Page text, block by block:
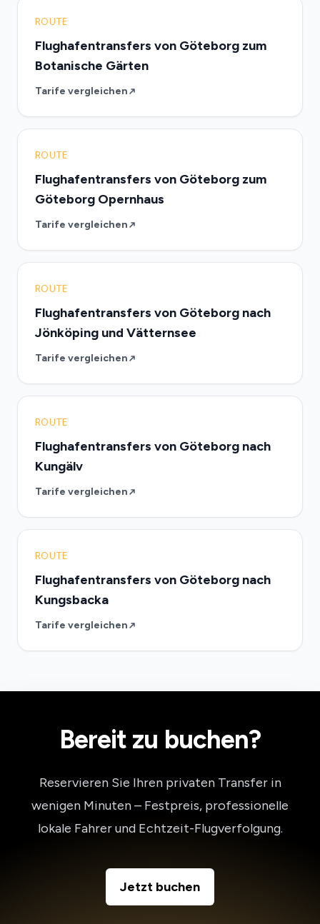
ROUTE
Flughafentransfers von Göteborg zum
Botanische Gärten
Tarife vergleichen
ROUTE
Flughafentransfers von Göteborg zum
Göteborg Opernhaus
Tarife vergleichen
ROUTE
Flughafentransfers von Göteborg nach
Jönköping und Vätternsee
Tarife vergleichen
ROUTE
Flughafentransfers von Göteborg nach
Kungälv
Tarife vergleichen
ROUTE
Flughafentransfers von Göteborg nach
Kungsbacka
Tarife vergleichen
Bereit zu buchen?
Reservieren Sie Ihren privaten Transfer in
wenigen Minuten – Festpreis, professionelle
lokale Fahrer und Echtzeit-Flugverfolgung.
Jetzt buchen